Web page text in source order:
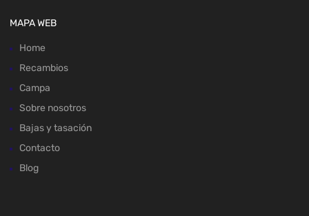
MAPA WEB
Home
Recambios
Campa
Sobre nosotros
Bajas y tasación
Contacto
Blog